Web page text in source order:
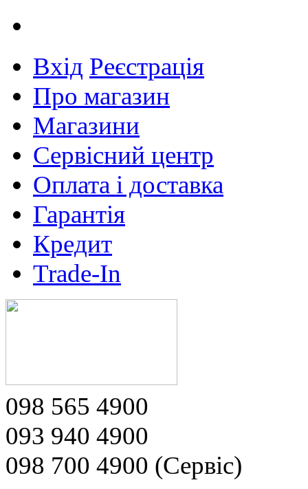
Вхід Реєстрація
Про магазин
Магазини
Сервісний центр
Оплата і доставка
Гарантія
Кредит
Trade-In
098 565 4900
093 940 4900
098 700 4900 (Сервіс)